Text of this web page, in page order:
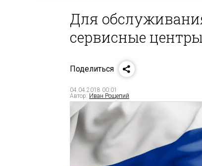
Для
сервисные центры
Поделиться
04.04.2018 00:01
Автор: Иван Рощепий